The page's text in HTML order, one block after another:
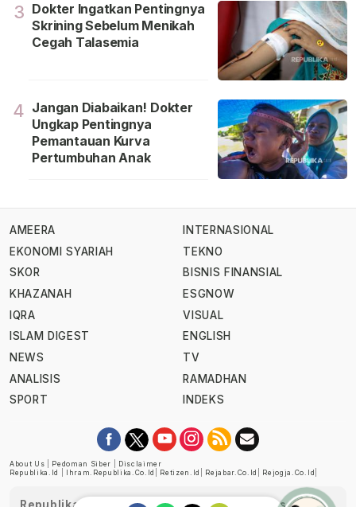
3 Dokter Ingatkan Pentingnya
Skrining Sebelum Menikah
Cegah Talasemia
4 Jangan Diabaikan! Dokter
Ungkap Pentingnya
Pemantauan Kurva
Pertumbuhan Anak
AMEERA
EKONOMI SYARIAH
SKOR
KHAZANAH
IQRA
ISLAM DIGEST
NEWS
ANALISIS
SPORT
INTERNASIONAL
TEKNO
BISNIS FINANSIAL
ESGNOW
VISUAL
ENGLISH
TV
RAMADHAN
INDEKS
About Us Pedoman Siber
Disclaimer
Republika.id
Ihram.republika.co.id Retizen.id Rejabar.co.id Rejogja.co.id
Republika telah diverifikasi oleh Dewan Pers